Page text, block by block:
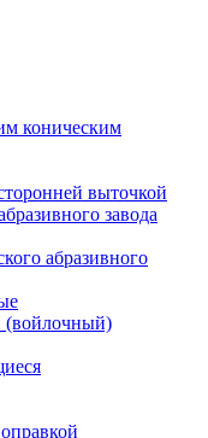
коническим
выточкой
завода
абразивного
(войлочный)